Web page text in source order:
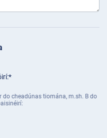
cheadúnas tiomána, m.sh. B do